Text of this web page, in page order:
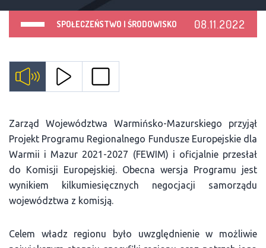
SPOŁECZEŃSTWO I ŚRODOWISKO 08.11.2022
Zarząd Województwa Warmińsko-Mazurskiego przyjął
Projekt Programu Regionalnego Fundusze Europejskie dla
Warmii i Mazur 2021-2027 (FEWIM) i oficjalnie przesłał
do Komisji Europejskiej. Obecna wersja Programu jest
wynikiem kilkumiesięcznych negocjacji samorządu
województwa z komisją.
Celem władz regionu było uwzględnienie w możliwie